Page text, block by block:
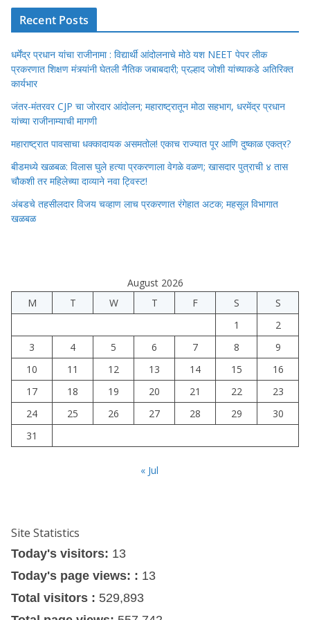
Recent Posts
धर्मेंद्र प्रधान यांचा राजीनामा : विद्यार्थी आंदोलनाचे मोठे यश NEET पेपर लीक
प्रकरणात शिक्षण मंत्र्यांनी घेतली नैतिक जबाबदारी; प्रल्हाद जोशी यांच्याकडे अतिरिक्त
कार्यभार
जंतर-मंतरवर CJP चा जोरदार आंदोलन; महाराष्ट्रातून मोठा सहभाग, धरमेंद्र प्रधान
यांच्या राजीनाम्याची मागणी
महाराष्ट्रात पावसाचा धक्कादायक असमतोल! एकाच राज्यात पूर आणि दुष्काळ एकत्र?
बीडमध्ये खळबळ: विलास घुले हत्या प्रकरणाला वेगळे वळण; खासदार पुत्राची ४ तास
चौकशी तर महिलेच्या दाव्याने नवा ट्विस्ट!
अंबडचे तहसीलदार विजय चव्हाण लाच प्रकरणात रंगेहात अटक; महसूल विभागात
खळबळ
August 2026
M
T W T F S
S
1
2
3
4 5 6 7 8
9
10
11 12 13 14 15
16
17
18 19 20 21 22
23
24
25 26 27 28 29
30
31
« Jul
Site Statistics
Today's visitors: 13
Today's page views: : 13
Total visitors : 529,893